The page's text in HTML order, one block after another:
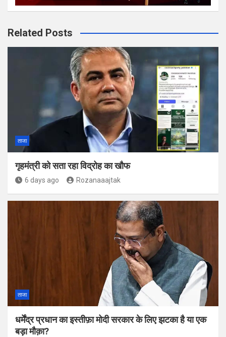
Related Posts
ताजा
गृहमंत्री को सता रहा विद्रोह का खौफ
6 days ago Rozanaaajtak
ताजा
धर्मेंद्र प्रधान का इस्तीफ़ा मोदी सरकार के लिए झटका है या एक
बड़ा मौक़ा?